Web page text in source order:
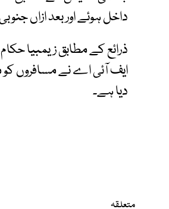
داخل ہوئے اور بعد ازاں
ذرائع کے مطابق زیمبیا
ایف آئی اے نے مسافروں
دیا ہے۔
متعلقہ